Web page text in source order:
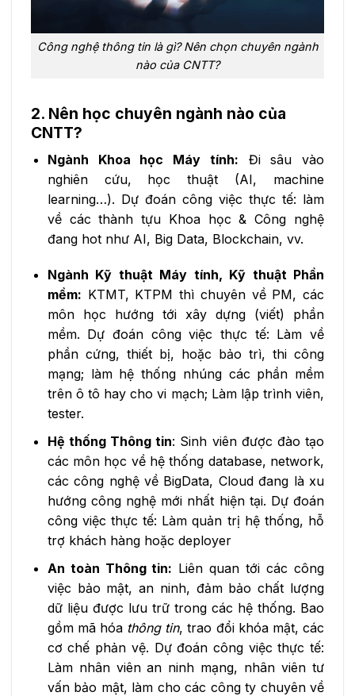
Công nghệ thông tin là gì? Nên chọn chuyên ngành
nào của CNTT?
2. Nên học chuyên ngành nào của
CNTT?
Ngành Khoa học Máy tính: Đi sâu vào
nghiên cứu, học thuật (AI, machine
learning…). Dự đoán công việc thực tế: làm
về các thành tựu Khoa học & Công nghệ
đang hot như AI, Big Data, Blockchain, vv.
Ngành Kỹ thuật Máy tính, Kỹ thuật Phần
mềm: KTMT, KTPM thì chuyên về PM, các
môn học hướng tới xây dựng (viết) phần
mềm. Dự đoán công việc thực tế: Làm về
phần cứng, thiết bị, hoặc bảo trì, thi công
mạng; làm hệ thống nhúng các phần mềm
trên ô tô hay cho vi mạch; Làm lập trình viên,
tester.
Hệ thống Thông tin: Sinh viên được đào tạo
các môn học về hệ thống database, network,
các công nghệ về BigData, Cloud đang là xu
hướng công nghệ mới nhất hiện tại. Dự đoán
công việc thực tế: Làm quản trị hệ thống, hỗ
trợ khách hàng hoặc deployer
An toàn Thông tin: Liên quan tới các công
việc bảo mật, an ninh, đảm bảo chất lượng
dữ liệu được lưu trữ trong các hệ thống. Bao
gồm mã hóa thông tin, trao đổi khóa mật, các
cơ chế phản vệ. Dự đoán công việc thực tế:
Làm nhân viên an ninh mạng, nhân viên tư
vấn bảo mật, làm cho các công ty chuyên về